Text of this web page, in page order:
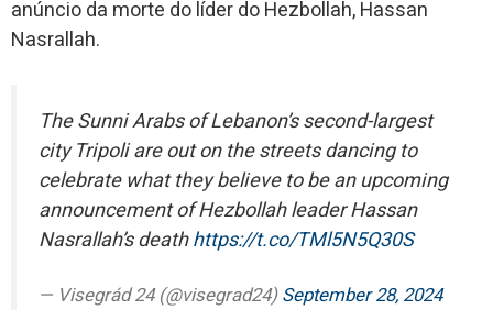
anúncio da morte do líder do Hezbollah, Hassan
Nasrallah.
The Sunni Arabs of Lebanon’s second-largest
city Tripoli are out on the streets dancing to
celebrate what they believe to be an upcoming
announcement of Hezbollah leader Hassan
Nasrallah’s deathhttps://t.co/TMl5N5Q30S
— Visegrád 24 (@visegrad24)September 28, 2024